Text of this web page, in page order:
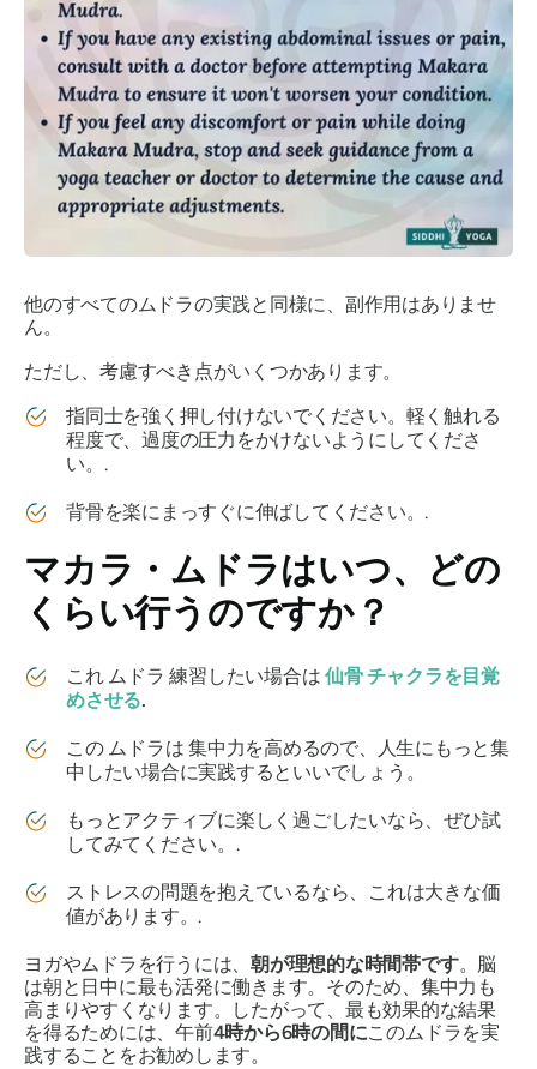
他のすべてのムドラの実践と同様に、副作用はありませ
ん。
ただし、考慮すべき点がいくつかあります。
指同士を強く押し付けないでください。軽く触れる
程度で、過度の圧力をかけないようにしてくださ
い。.
背骨を楽にまっすぐに伸ばしてください。.
マカラ・ムドラはいつ、どの
くらい行うのですか？
これ ムドラ 練習したい場合は仙骨チャクラを目覚
めさせる.
この ムドラは 集中力を高めるので、人生にもっと集
中したい場合に実践するといいでしょう。
もっとアクティブに楽しく過ごしたいなら、ぜひ試
してみてください。.
ストレスの問題を抱えているなら、これは大きな価
値があります。.
ヨガやムドラ を行うには、朝が理想的な時間帯です。脳
は朝と日中に最も活発に働きます。そのため、集中力も
高まりやすくなります。したがって、最も効果的な結果
を得るためには、午前4時から6時の間にこのムドラを実
践することをお勧めします。